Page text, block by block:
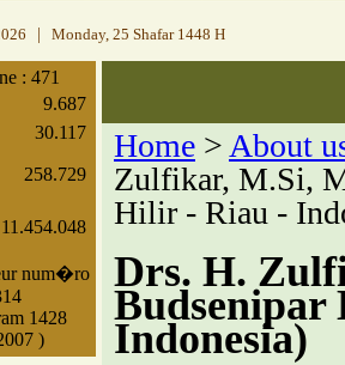
Monday, 25 Shafar 1448 H
: 471
9.687
30.117
258.729
11.454.048
num�ro
1428
)
Home > About
Zulfikar, M.Si,
Hilir - Riau -
Drs. H.
Indonesia)